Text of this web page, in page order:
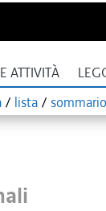
ATTIVITÀ
/ lista /